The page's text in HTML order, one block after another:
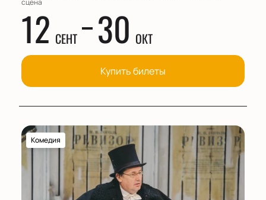
сцена
12 СЕНТ 30 ОКТ
Купить билеты
Комедия